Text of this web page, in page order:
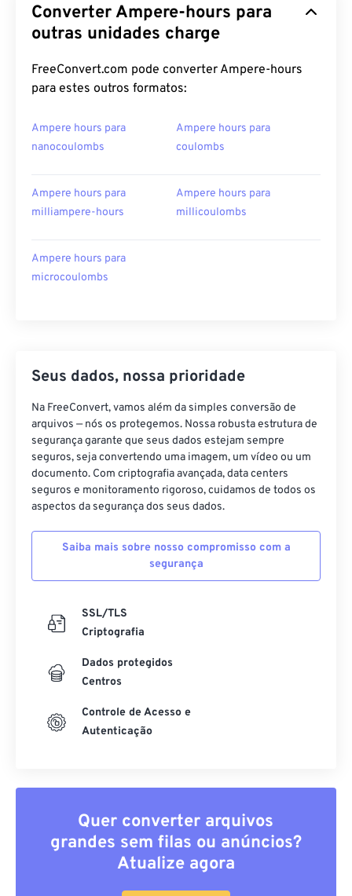
Converter Ampere-hours para
outras unidades charge
FreeConvert.com pode converter Ampere-hours
para estes outros formatos:
Ampere hours para
nanocoulombs
Ampere hours para
coulombs
Ampere hours para
milliampere-hours
Ampere hours para
millicoulombs
Ampere hours para
microcoulombs
Seus dados, nossa prioridade
Na FreeConvert, vamos além da simples conversão de
arquivos — nós os protegemos. Nossa robusta estrutura de
segurança garante que seus dados estejam sempre
seguros, seja convertendo uma imagem, um vídeo ou um
documento. Com criptografia avançada, data centers
seguros e monitoramento rigoroso, cuidamos de todos os
aspectos da segurança dos seus dados.
Saiba mais sobre nosso compromisso com a
segurança
SSL/TLS
Criptografia
Dados protegidos
Centros
Controle de Acesso e
Autenticação
Quer converter arquivos
grandes sem filas ou anúncios?
Atualize agora